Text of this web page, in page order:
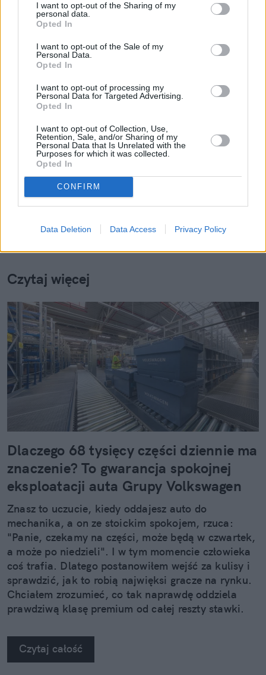
I want to opt-out of the Sharing of my
personal data.
Opted In
I want to opt-out of the Sale of my
Personal Data.
Opted In
I want to opt-out of processing my
Personal Data for Targeted Advertising.
Opted In
I want to opt-out of Collection, Use,
Retention, Sale, and/or Sharing of my
Personal Data that Is Unrelated with the
Purposes for which it was collected.
Opted In
CONFIRM
Data Deletion Data Access Privacy Policy
Więcej:
Radosław Sikorski
Ministerstwo Spraw Zagranicznych
Piotr Brzózka
Obserwuj
Czytaj więcej
Dlaczego 68 tysięcy części dziennie ma
znaczenie? To gwarancja spokojnej
eksploatacji auta Grupy Volkswagen
Znasz to uczucie, kiedy oddajesz auto do
mechanika, a on ze stoickim spokojem, rzuca:
"Panie, czekamy na części, może będą w czwartek,
a może po niedzieli". I w tym momencie człowieka
coś trafia. Dlatego postanowiłem wejść za kulisy i
sprawdzić, jak to robią najwięksi gracze na rynku.
Chciałem zrozumieć, co tak naprawdę oddziela
prawdziwą klasę premium od całej reszty stawki.
się za głowę.
Czytaj całość